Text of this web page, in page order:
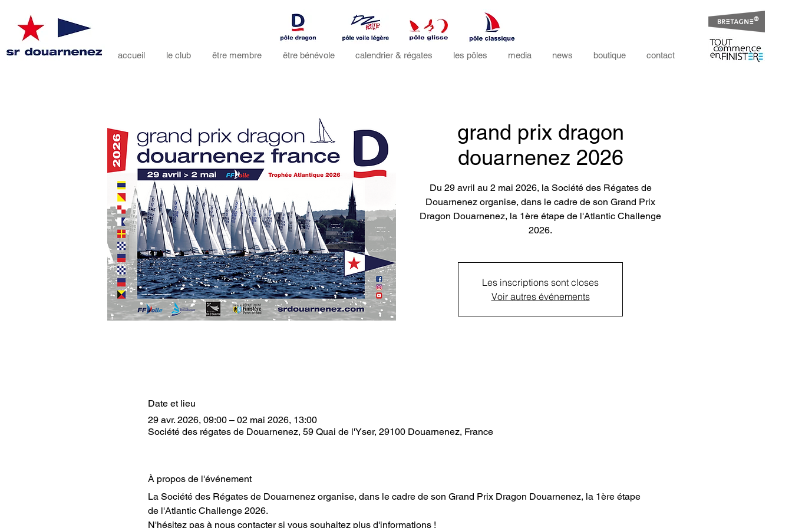
accueil le club être membre être bénévole calendrier & régates les pôles media news boutique contact
grand prix dragon
douarnenez 2026
Du 29 avril au 2 mai 2026, la Société des Régates de
Douarnenez organise, dans le cadre de son Grand Prix
Dragon Douarnenez, la 1ère étape de l'Atlantic Challenge
2026.
Les inscriptions sont closes
Voir autres événements
Date et lieu
29 avr. 2026, 09:00 – 02 mai 2026, 13:00
Société des régates de Douarnenez, 59 Quai de l'Yser, 29100 Douarnenez, France
À propos de l'événement
La Société des Régates de Douarnenez organise, dans le cadre de son Grand Prix Dragon Douarnenez, la 1ère étape
de l'Atlantic Challenge 2026.
N'hésitez pas à nous contacter si vous souhaitez plus d'informations !